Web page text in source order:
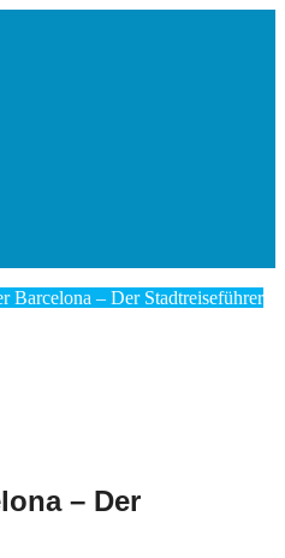
Barcelona – Der Stadtreiseführer
– Der